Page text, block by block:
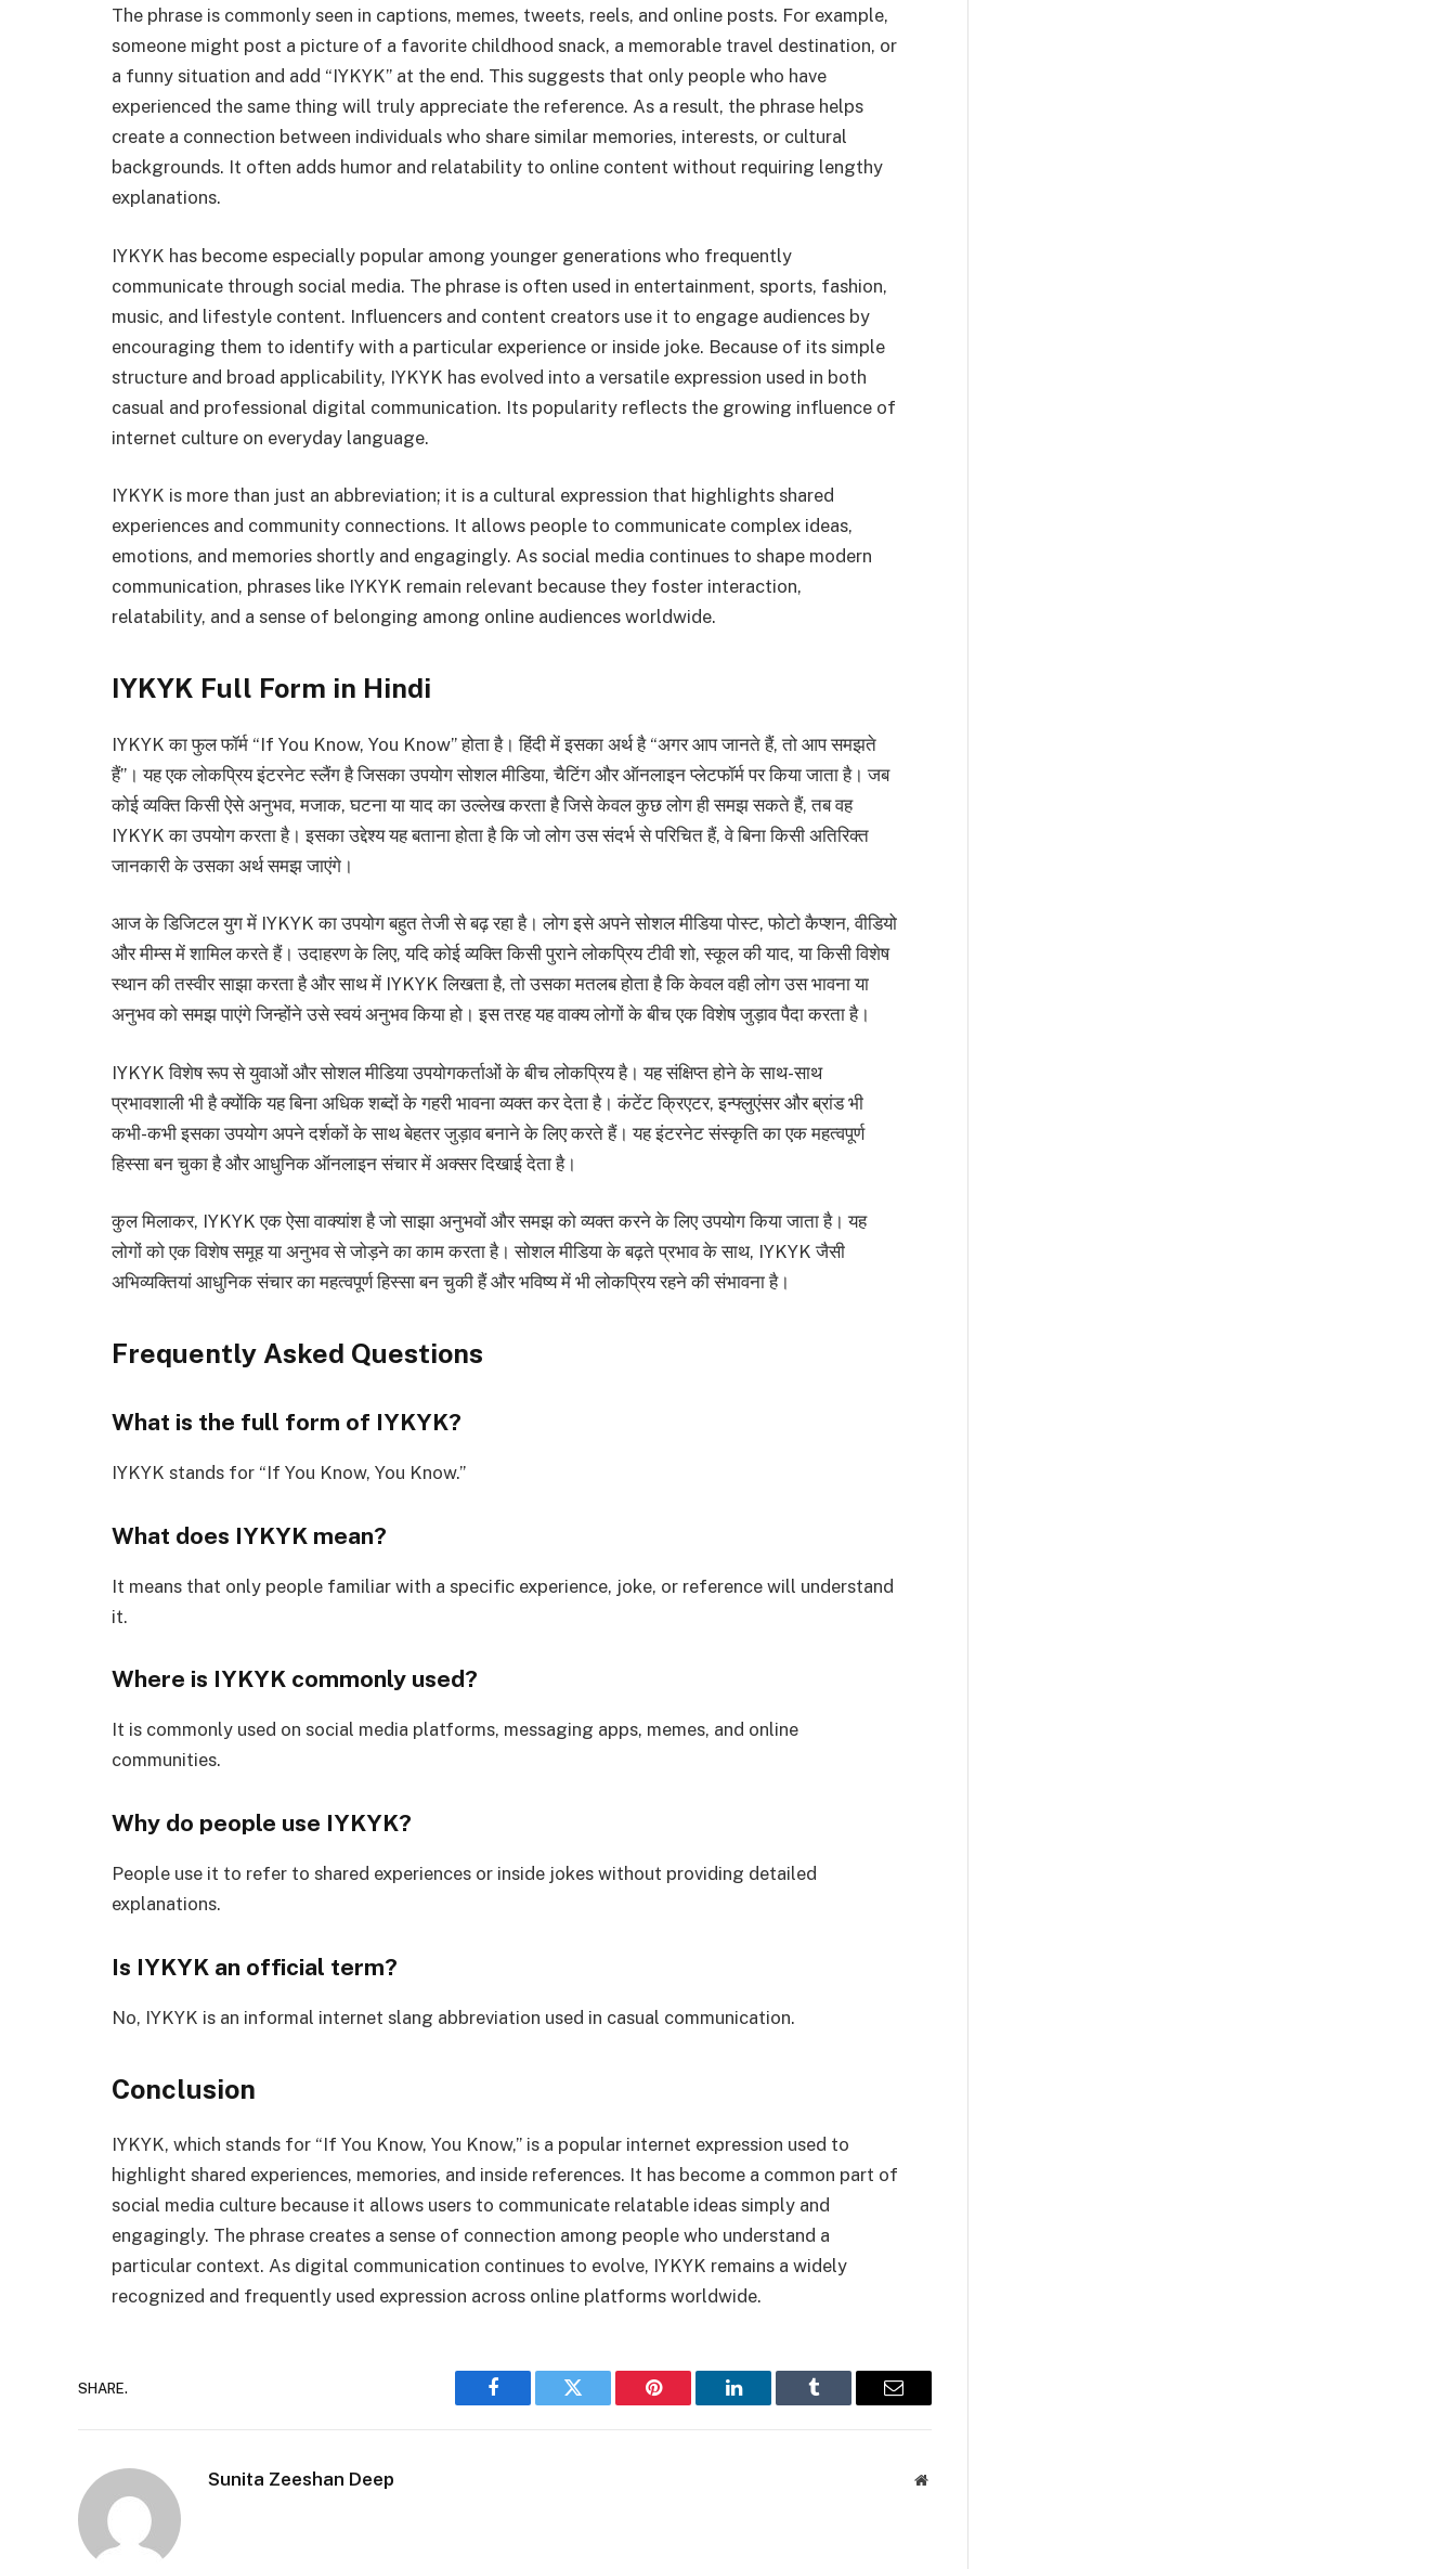
The phrase is commonly seen in captions, memes, tweets, reels, and online posts. For example,
someone might post a picture of a favorite childhood snack, a memorable travel destination, or
a funny situation and add “IYKYK” at the end. This suggests that only people who have
experienced the same thing will truly appreciate the reference. As a result, the phrase helps
create a connection between individuals who share similar memories, interests, or cultural
backgrounds. It often adds humor and relatability to online content without requiring lengthy
explanations.
IYKYK has become especially popular among younger generations who frequently
communicate through social media. The phrase is often used in entertainment, sports, fashion,
music, and lifestyle content. Influencers and content creators use it to engage audiences by
encouraging them to identify with a particular experience or inside joke. Because of its simple
structure and broad applicability, IYKYK has evolved into a versatile expression used in both
casual and professional digital communication. Its popularity reflects the growing influence of
internet culture on everyday language.
IYKYK is more than just an abbreviation; it is a cultural expression that highlights shared
experiences and community connections. It allows people to communicate complex ideas,
emotions, and memories shortly and engagingly. As social media continues to shape modern
communication, phrases like IYKYK remain relevant because they foster interaction,
relatability, and a sense of belonging among online audiences worldwide.
IYKYK Full Form in Hindi
IYKYK का फुल फॉर्म “If You Know, You Know” होता है। हिंदी में इसका अर्थ है “अगर आप जानते हैं, तो आप समझते
हैं”। यह एक लोकप्रिय इंटरनेट स्लैंग है जिसका उपयोग सोशल मीडिया, चैटिंग और ऑनलाइन प्लेटफॉर्म पर किया जाता है। जब
कोई व्यक्ति किसी ऐसे अनुभव, मजाक, घटना या याद का उल्लेख करता है जिसे केवल कुछ लोग ही समझ सकते हैं, तब वह
IYKYK का उपयोग करता है। इसका उद्देश्य यह बताना होता है कि जो लोग उस संदर्भ से परिचित हैं, वे बिना किसी अतिरिक्त
जानकारी के उसका अर्थ समझ जाएंगे।
आज के डिजिटल युग में IYKYK का उपयोग बहुत तेजी से बढ़ रहा है। लोग इसे अपने सोशल मीडिया पोस्ट, फोटो कैप्शन, वीडियो
और मीम्स में शामिल करते हैं। उदाहरण के लिए, यदि कोई व्यक्ति किसी पुराने लोकप्रिय टीवी शो, स्कूल की याद, या किसी विशेष
स्थान की तस्वीर साझा करता है और साथ में IYKYK लिखता है, तो उसका मतलब होता है कि केवल वही लोग उस भावना या
अनुभव को समझ पाएंगे जिन्होंने उसे स्वयं अनुभव किया हो। इस तरह यह वाक्य लोगों के बीच एक विशेष जुड़ाव पैदा करता है।
IYKYK विशेष रूप से युवाओं और सोशल मीडिया उपयोगकर्ताओं के बीच लोकप्रिय है। यह संक्षिप्त होने के साथ-साथ
प्रभावशाली भी है क्योंकि यह बिना अधिक शब्दों के गहरी भावना व्यक्त कर देता है। कंटेंट क्रिएटर, इन्फ्लुएंसर और ब्रांड भी
कभी-कभी इसका उपयोग अपने दर्शकों के साथ बेहतर जुड़ाव बनाने के लिए करते हैं। यह इंटरनेट संस्कृति का एक महत्वपूर्ण
हिस्सा बन चुका है और आधुनिक ऑनलाइन संचार में अक्सर दिखाई देता है।
कुल मिलाकर, IYKYK एक ऐसा वाक्यांश है जो साझा अनुभवों और समझ को व्यक्त करने के लिए उपयोग किया जाता है। यह
लोगों को एक विशेष समूह या अनुभव से जोड़ने का काम करता है। सोशल मीडिया के बढ़ते प्रभाव के साथ, IYKYK जैसी
अभिव्यक्तियां आधुनिक संचार का महत्वपूर्ण हिस्सा बन चुकी हैं और भविष्य में भी लोकप्रिय रहने की संभावना है।
Frequently Asked Questions
What is the full form of IYKYK?
IYKYK stands for “If You Know, You Know.”
What does IYKYK mean?
It means that only people familiar with a specific experience, joke, or reference will understand
it.
Where is IYKYK commonly used?
It is commonly used on social media platforms, messaging apps, memes, and online
communities.
Why do people use IYKYK?
People use it to refer to shared experiences or inside jokes without providing detailed
explanations.
Is IYKYK an official term?
No, IYKYK is an informal internet slang abbreviation used in casual communication.
Conclusion
IYKYK, which stands for “If You Know, You Know,” is a popular internet expression used to
highlight shared experiences, memories, and inside references. It has become a common part of
social media culture because it allows users to communicate relatable ideas simply and
engagingly. The phrase creates a sense of connection among people who understand a
particular context. As digital communication continues to evolve, IYKYK remains a widely
recognized and frequently used expression across online platforms worldwide.
SHARE.
Facebook Twitter Pinterest LinkedIn Tumblr Email
Sunita Zeeshan Deep Website